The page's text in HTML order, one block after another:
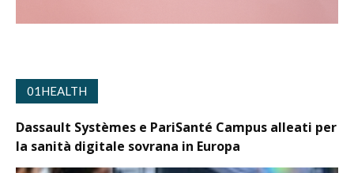
01HEALTH
Dassault Systèmes e PariSanté Campus alleati per
la sanità digitale sovrana in Europa